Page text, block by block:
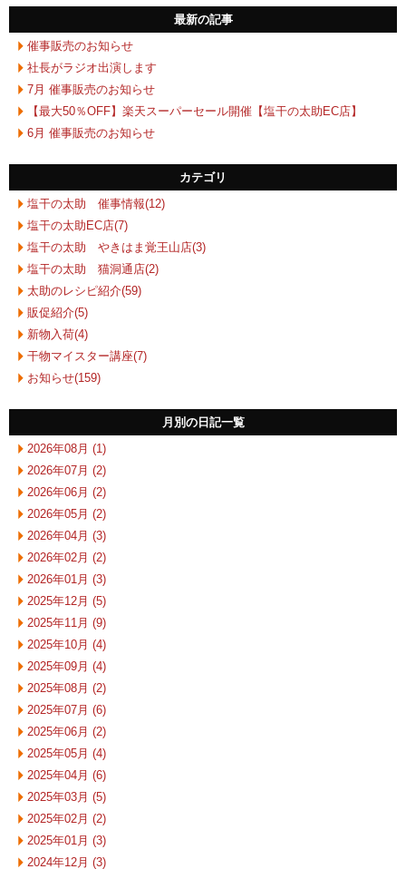
最新の記事
催事販売のお知らせ
社長がラジオ出演します
7月 催事販売のお知らせ
【最大50％OFF】楽天スーパーセール開催【塩干の太助EC店】
6月 催事販売のお知らせ
カテゴリ
塩干の太助 催事情報(12)
塩干の太助EC店(7)
塩干の太助 やきはま覚王山店(3)
塩干の太助 猫洞通店(2)
太助のレシピ紹介(59)
販促紹介(5)
新物入荷(4)
干物マイスター講座(7)
お知らせ(159)
月別の日記一覧
2026年08月 (1)
2026年07月 (2)
2026年06月 (2)
2026年05月 (2)
2026年04月 (3)
2026年02月 (2)
2026年01月 (3)
2025年12月 (5)
2025年11月 (9)
2025年10月 (4)
2025年09月 (4)
2025年08月 (2)
2025年07月 (6)
2025年06月 (2)
2025年05月 (4)
2025年04月 (6)
2025年03月 (5)
2025年02月 (2)
2025年01月 (3)
2024年12月 (3)